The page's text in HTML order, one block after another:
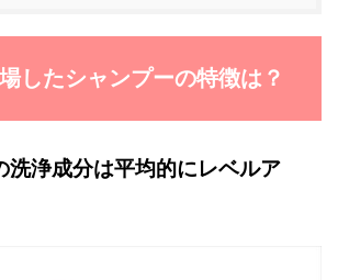
したシャンプーの特徴は？
洗浄成分は平均的にレベルア